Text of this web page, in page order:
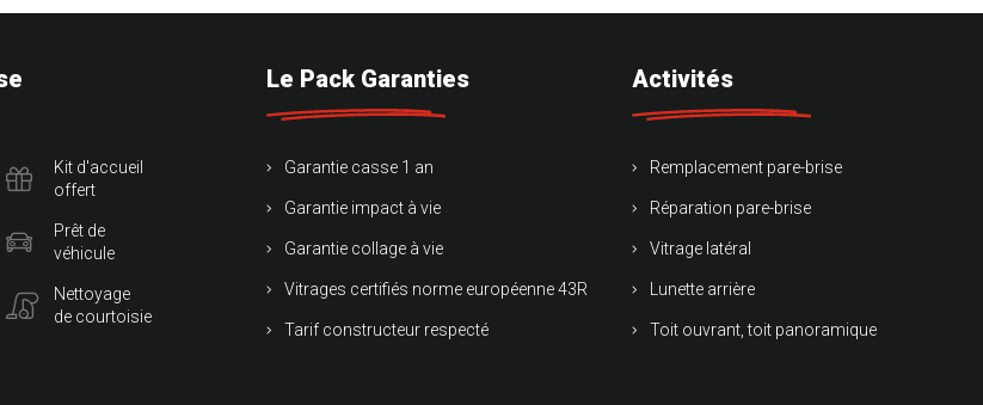
Kit d'accueil
offert
Prêt de
véhicule
Nettoyage
de courtoisie
Le Pack Garanties
Garantie casse 1 an
Garantie impact à vie
Garantie collage à vie
Vitrages certifiés norme européenne 43R
Tarif constructeur respecté
Activités
Remplacement pare-brise
Réparation pare-brise
Vitrage latéral
Lunette arrière
Toit ouvrant, toit panoramique